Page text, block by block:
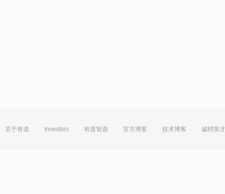
关于有道 Investors 有道智选 官方博客 技术博客 诚聘英才